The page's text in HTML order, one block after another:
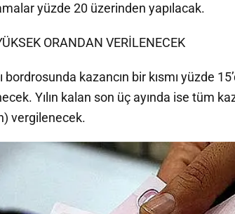
yüzde 20 üzerinden yapılacak.
ORANDAN VERİLENECEK
bordrosunda kazancın bir kısmı yüzde
Yılın kalan son üç ayında ise tüm
vergilenecek.